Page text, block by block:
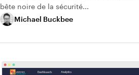
bête noire de la sécurité...
Michael Buckbee